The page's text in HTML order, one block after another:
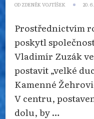
OD ZDENĚK VOJTÍŠEK 20.
Prostřednictvím
poskytl
Vladimír Zuzák
postavit „velké
Kamenné
V centru,
dolu, by …